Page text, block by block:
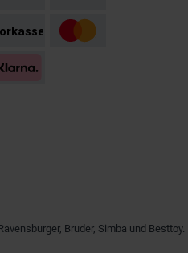
Bruder, Simba und Besttoy.